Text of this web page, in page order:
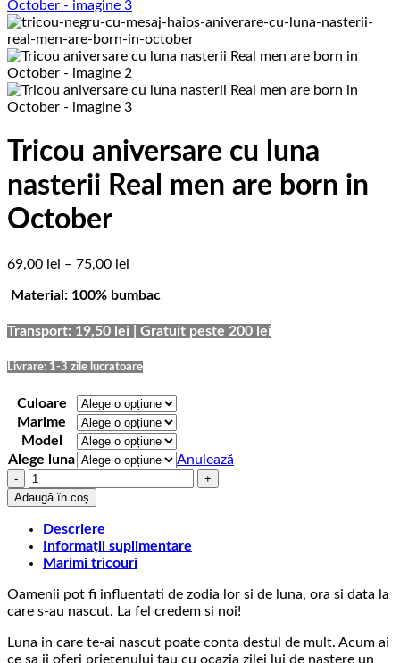
Tricou aniversare cu luna
nasterii Real men are born in
October
69,00 lei – 75,00 lei
prețuri:
până
75,00 lei
Material: 100% bumbac
Transport: 19,50 lei | Gratuit peste 200 lei
Livrare: 1-3 zile lucratoare
Culoare
Marime
Model
Alege luna
Anulează
Cantitate
Tricou
aniversare
cu
luna
nasterii
men
are
in
Adaugă în coș
Descriere
Informații suplimentare
Marimi tricouri
Oamenii pot fi influentati de zodia lor si de luna, ora si data la
care s-au nascut. La fel credem si noi!
Luna in care te-ai nascut poate conta destul de mult. Acum ai
ce sa ii oferi prietenului tau cu ocazia zilei lui de nastere un